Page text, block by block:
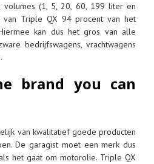
(1, 5, 20, 60, 199 liter en
van Triple QX 94 procent van het
kan dus het gros van alle
bedrijfswagens, vrachtwagens
brand you can
van kwalitatief goede producten
De garagist moet een merk dus
het gaat om motorolie. Triple QX